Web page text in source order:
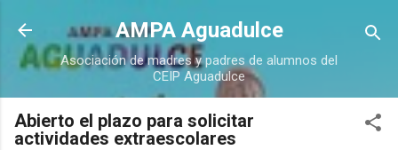
Ir al contenido principal
AMPA Aguadulce
Asociación de madres y padres de alumnos del
CEIP Aguadulce
Abierto el plazo para solicitar
actividades extraescolares